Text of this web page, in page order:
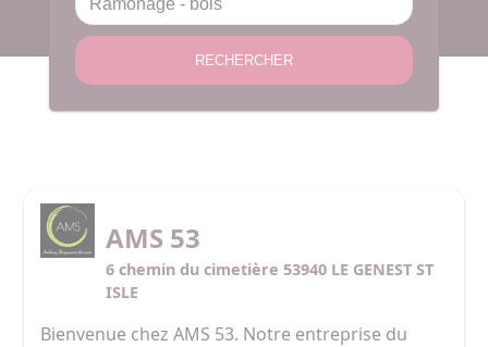
RECHERCHER
AMS 53
6 chemin du cimetière 53940 LE GENEST ST
ISLE
Bienvenue chez AMS 53. Notre entreprise du